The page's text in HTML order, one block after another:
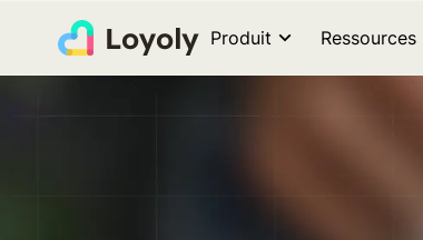
Produit Ressources